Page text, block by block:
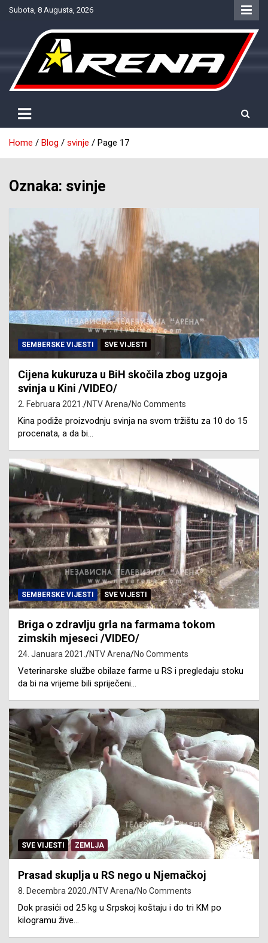
SkipSubota, 8 Augusta, 2026
NTV Arena
Home Blog svinje Page 17
Oznaka: svinje
SEMBERSKE VIJESTI SVE VIJESTI
Cijena kukuruza u BiH skočila zbog uzgoja
svinja u Kini /VIDEO/
2. Februara 2021. NTV Arena No Comments
Kina podiže proizvodnju svinja na svom tržištu za 10 do 15
procenata, a da bi…
SEMBERSKE VIJESTI SVE VIJESTI
Briga o zdravlju grla na farmama tokom
zimskih mjeseci /VIDEO/
24. Januara 2021. NTV Arena No Comments
Veterinarske službe obilaze farme u RS i pregledaju stoku
da bi na vrijeme bili spriječeni…
SVE VIJESTI ZEMLJA
Prasad skuplja u RS nego u Njemačkoj
8. Decembra 2020. NTV Arena No Comments
Dok prasići od 25 kg u Srpskoj koštaju i do tri KM po
kilogramu žive…